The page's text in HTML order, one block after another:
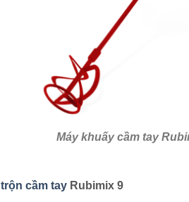
Máy khuấy cầm tay
cầm tay Rubimix 9